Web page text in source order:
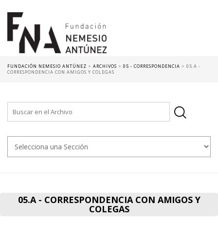
FUNDACIÓN NEMESIO ANTÚNEZ > ARCHIVOS > 05 - CORRESPONDENCIA > 05.A -
CORRESPONDENCIA CON AMIGOS Y COLEGAS
05.A - CORRESPONDENCIA CON AMIGOS Y
COLEGAS